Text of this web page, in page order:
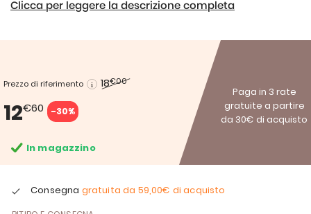
Clicca per leggere la descrizione completa
Prezzo di riferimento 18€00
12€60 -30%
Paga in 3 rate
gratuite a partire
da 30€ di acquisto
In magazzino
Consegna gratuita da 59,00€ di acquisto